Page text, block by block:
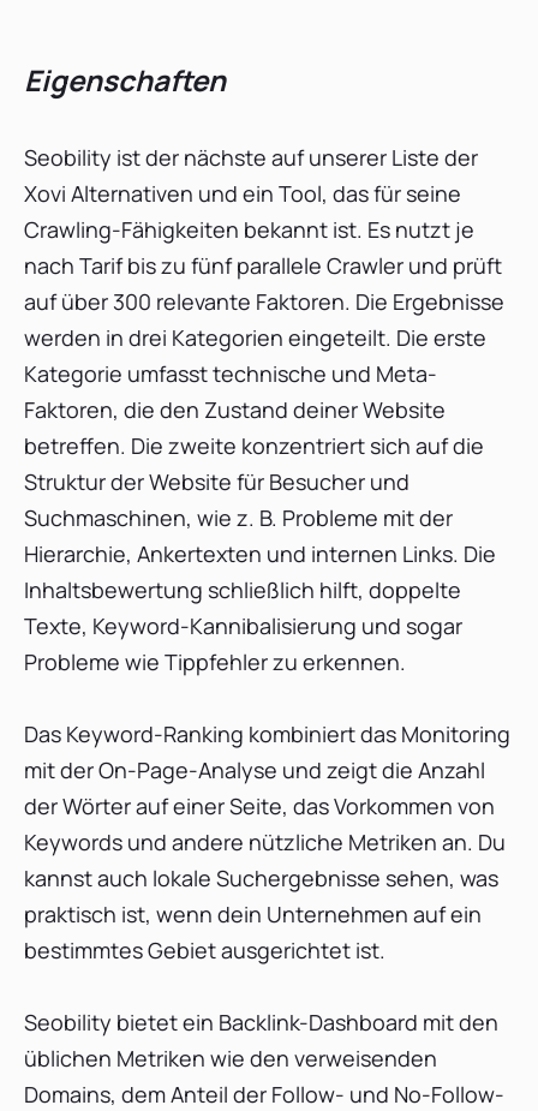
Eigenschaften
Seobility ist der nächste auf unserer Liste der
Xovi Alternativen und ein Tool, das für seine
Crawling-Fähigkeiten bekannt ist. Es nutzt je
nach Tarif bis zu fünf parallele Crawler und prüft
auf über 300 relevante Faktoren. Die Ergebnisse
werden in drei Kategorien eingeteilt. Die erste
Kategorie umfasst technische und Meta-
Faktoren, die den Zustand deiner Website
betreffen. Die zweite konzentriert sich auf die
Struktur der Website für Besucher und
Suchmaschinen, wie z. B. Probleme mit der
Hierarchie, Ankertexten und internen Links. Die
Inhaltsbewertung schließlich hilft, doppelte
Texte, Keyword-Kannibalisierung und sogar
Probleme wie Tippfehler zu erkennen.
Das Keyword-Ranking kombiniert das Monitoring
mit der On-Page-Analyse und zeigt die Anzahl
der Wörter auf einer Seite, das Vorkommen von
Keywords und andere nützliche Metriken an. Du
kannst auch lokale Suchergebnisse sehen, was
praktisch ist, wenn dein Unternehmen auf ein
bestimmtes Gebiet ausgerichtet ist.
Seobility bietet ein Backlink-Dashboard mit den
üblichen Metriken wie den verweisenden
Domains, dem Anteil der Follow- und No-Follow-